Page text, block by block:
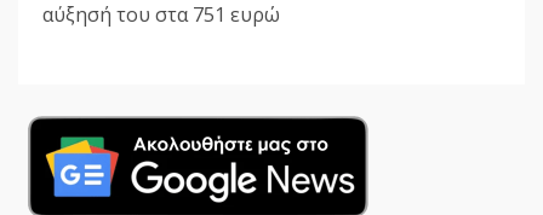
αύξησή του στα 751 ευρώ